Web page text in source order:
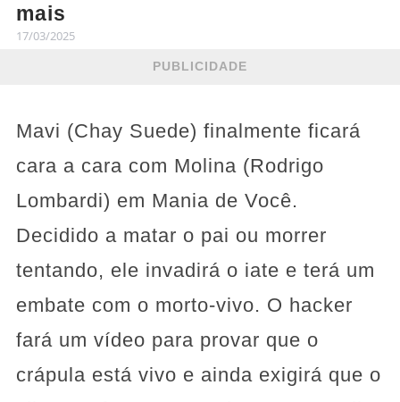
mais
17/03/2025
PUBLICIDADE
Mavi (Chay Suede) finalmente ficará
cara a cara com Molina (Rodrigo
Lombardi) em Mania de Você.
Decidido a matar o pai ou morrer
tentando, ele invadirá o iate e terá um
embate com o morto-vivo. O hacker
fará um vídeo para provar que o
crápula está vivo e ainda exigirá que o